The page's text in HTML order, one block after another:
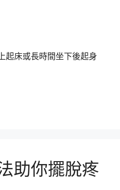
起床或長時間坐下後起身
助你擺脫疼